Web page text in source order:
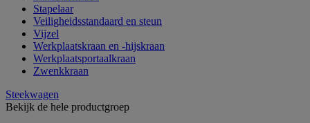
Stapelaar
Veiligheidsstandaard en steun
Vijzel
Werkplaatskraan en -hijskraan
Werkplaatsportaalkraan
Zwenkkraan
Steekwagen
Bekijk de hele productgroep